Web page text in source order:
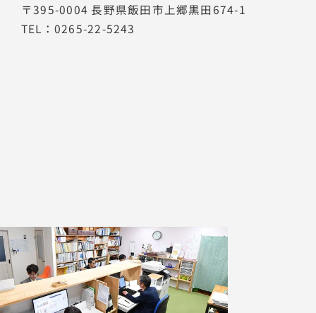
〒395-0004 長野県飯田市上郷黒田674-1
TEL：0265-22-5243